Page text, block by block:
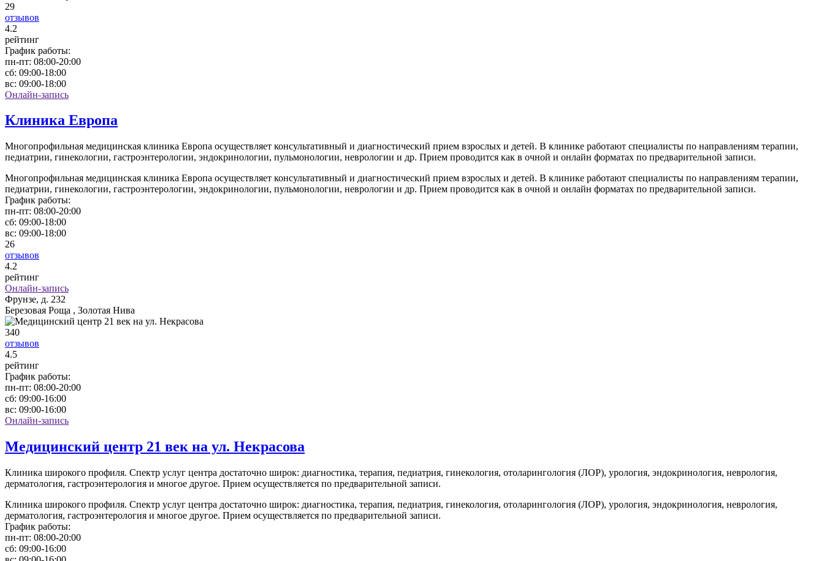
29
отзывов
4.2
рейтинг
График работы:
пн-пт: 08:00-20:00
сб: 09:00-18:00
вс: 09:00-18:00
Онлайн-запись
Клиника Европа
Многопрофильная медицинская клиника Европа осуществляет консультативный и диагностический прием взрослых и детей. В клинике работают специалисты по направлениям терапии,
педиатрии, гинекологии, гастроэнтерологии, эндокринологии, пульмонологии, неврологии и др. Прием проводится как в очной и онлайн форматах по предварительной записи.
Многопрофильная медицинская клиника Европа осуществляет консультативный и диагностический прием взрослых и детей. В клинике работают специалисты по направлениям терапии,
педиатрии, гинекологии, гастроэнтерологии, эндокринологии, пульмонологии, неврологии и др. Прием проводится как в очной и онлайн форматах по предварительной записи.
График работы:
пн-пт: 08:00-20:00
сб: 09:00-18:00
вс: 09:00-18:00
26
отзывов
4.2
рейтинг
Онлайн-запись
Фрунзе, д. 232
Березовая Роща , Золотая Нива
340
отзывов
4.5
рейтинг
График работы:
пн-пт: 08:00-20:00
сб: 09:00-16:00
вс: 09:00-16:00
Онлайн-запись
Медицинский центр 21 век на ул. Некрасова
Клиника широкого профиля. Спектр услуг центра достаточно широк: диагностика, терапия, педиатрия, гинекология, отоларингология (ЛОР), урология, эндокринология, неврология,
дерматология, гастроэнтерология и многое другое. Прием осуществляется по предварительной записи.
Клиника широкого профиля. Спектр услуг центра достаточно широк: диагностика, терапия, педиатрия, гинекология, отоларингология (ЛОР), урология, эндокринология, неврология,
дерматология, гастроэнтерология и многое другое. Прием осуществляется по предварительной записи.
График работы:
пн-пт: 08:00-20:00
сб: 09:00-16:00